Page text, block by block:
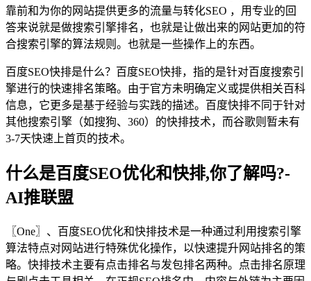
靠前和为你的网站提供更多的流量与转化SEO ，用专业的回
答来说就是做搜索引擎排名，也就是让做出来的网站更加的符
合搜索引擎的算法规则。也就是一些操作上的东西。
百度SEO快排是什么？百度SEO快排，指的是针对百度搜索引
擎进行的快速排名策略。由于官方未明确定义或提供相关百科
信息，它更多是基于经验与实践的描述。百度快排不同于针对
其他搜索引擎（如搜狗、360）的快排技术，而谷歌则暂未有
3-7天快速上首页的技术。
什么是百度SEO优化和快排,你了解吗?-
AI推联盟
〖One〗、百度SEO优化和快排技术是一种通过利用搜索引擎
算法特点对网站进行特殊优化操作，以快速提升网站排名的策
略。快排技术主要有点击排名与发包排名两种。点击排名原理